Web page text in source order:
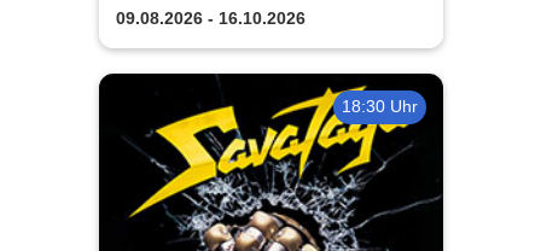
09.08.2026 - 16.10.2026
18:30 Uhr